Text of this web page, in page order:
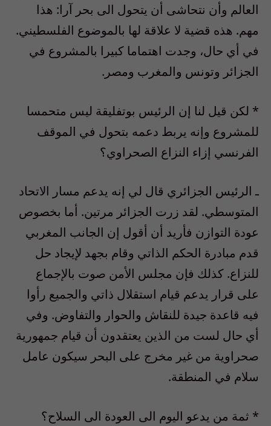
العالم وأن نتحاشى أن يتحول الى بحر آرا: هذا
مهم. هذه قضية لا علاقة لها بالموضوع الفلسطيني.
في أي حال، وجدت اهتماما كبيرا بالمشروع في
الجزائر وتونس والمغرب ومصر.
* لكن قيل لنا إن الرئيس بوتفليقة ليس متحمسا
للمشروع وإنه يربط دعمه بتحول في الموقف
الفرنسي إزاء النزاع الصحراوي؟
ـ الرئيس الجزائري قال لي إنه يدعم مسار الاتحاد
المتوسطي. لقد زرت الجزائر مرتين. أما بخصوص
عودة التوازن فأريد أن أقول إن الجانب المغربي
قدم مبادرة الحكم الذاتي وقام بجهد لإيجاد حل
للنزاع. كذلك فإن مجلس الأمن صوت بالإجماع
على قرار يدعم قيام استقلال ذاتي والجميع رأوا
فيه قاعدة جيدة للنقاش والحوار والتفاوض. وفي
أي حال لست من الذين يعتقدون أن قيام جمهورية
صحراوية من غير مخرج على البحر سيكون عامل
سلام في المنطقة.
* ثمة من يدعو اليوم الى العودة الى السلاح؟